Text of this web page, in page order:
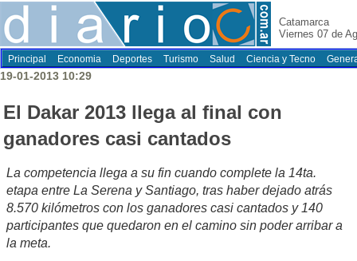
Catamarca
Viernes 07 de
Principal Economia Deportes Turismo Salud Ciencia y Tecno
19-01-2013 10:29
El Dakar 2013 llega al final con
ganadores casi cantados
La competencia llega a su fin cuando complete la 14ta.
etapa entre La Serena y Santiago, tras haber dejado atrás
8.570 kilómetros con los ganadores casi cantados y 140
participantes que quedaron en el camino sin poder arribar a
la meta.